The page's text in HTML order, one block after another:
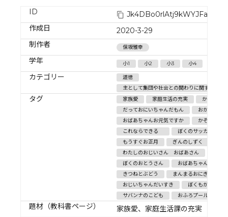
ID
Jk4DBo0rlAtj9kWYJFaD
作成日
2020-3-29
制作者
保坂雅幸
学年 小1 小2 小3 小4
カテゴリー
道徳
主として集団や社会との関わりに関すること/
タグ 家族愛 家庭生活の充実
かやねず
だっておにいちゃんだもん
おかあさん
おばあちゃんお元気ですか
かぞくとお
これならできる
ぼくのサッカーシュ
もうすぐお正月
ぎんのしずく
わたしのおじいさん おばあさん
ぼくのおとうさん
おばあちゃんのおふろ
きつねとぶどう
まんまるおにぎり
おじいちゃんだいすき
ぼくもがんばるよ
サバンナのこども
おふろプール
題材（教科書ページ）
家族愛、家庭生活課の充実